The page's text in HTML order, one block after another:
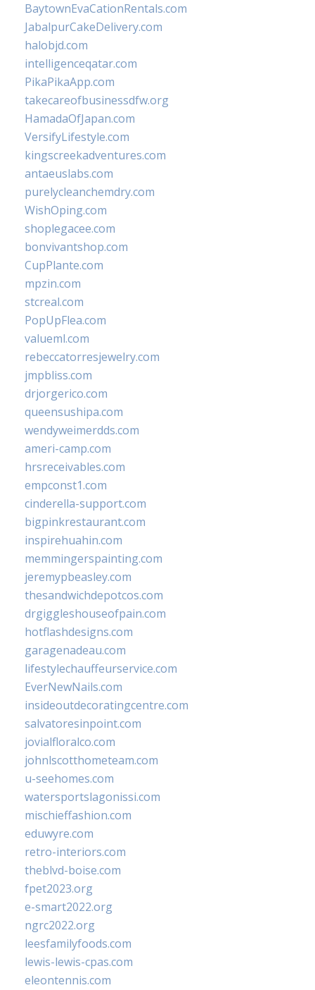
BaytownEvaCationRentals.com
JabalpurCakeDelivery.com
halobjd.com
intelligenceqatar.com
PikaPikaApp.com
takecareofbusinessdfw.org
HamadaOfJapan.com
VersifyLifestyle.com
kingscreekadventures.com
antaeuslabs.com
purelycleanchemdry.com
WishOping.com
shoplegacee.com
bonvivantshop.com
CupPlante.com
mpzin.com
stcreal.com
PopUpFlea.com
valueml.com
rebeccatorresjewelry.com
jmpbliss.com
drjorgerico.com
queensushipa.com
wendyweimerdds.com
ameri-camp.com
hrsreceivables.com
empconst1.com
cinderella-support.com
bigpinkrestaurant.com
inspirehuahin.com
memmingerspainting.com
jeremypbeasley.com
thesandwichdepotcos.com
drgiggleshouseofpain.com
hotflashdesigns.com
garagenadeau.com
lifestylechauffeurservice.com
EverNewNails.com
insideoutdecoratingcentre.com
salvatoresinpoint.com
jovialfloralco.com
johnlscotthometeam.com
u-seehomes.com
watersportslagonissi.com
mischieffashion.com
eduwyre.com
retro-interiors.com
theblvd-boise.com
fpet2023.org
e-smart2022.org
ngrc2022.org
leesfamilyfoods.com
lewis-lewis-cpas.com
eleontennis.com